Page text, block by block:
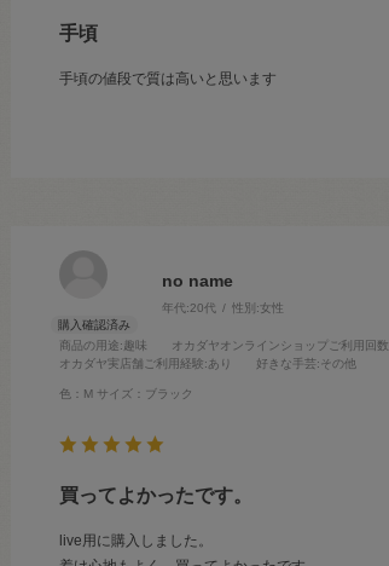
手頃
手頃の値段で質は高いと思います
no name
年代:20代 性別:女性
商品の用途:趣味 オカダヤオンラインショップご利用回数
オカダヤ実店舗ご利用経験:あり 好きな手芸:その他
色：M サイズ：ブラック
買ってよかったです。
live用に購入しました。